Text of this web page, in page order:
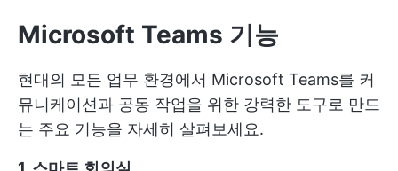
Microsoft Teams 기능
현대의 모든 업무 환경에서 Microsoft Teams를 커
뮤니케이션과 공동 작업을 위한 강력한 도구로 만드
는 주요 기능을 자세히 살펴보세요.